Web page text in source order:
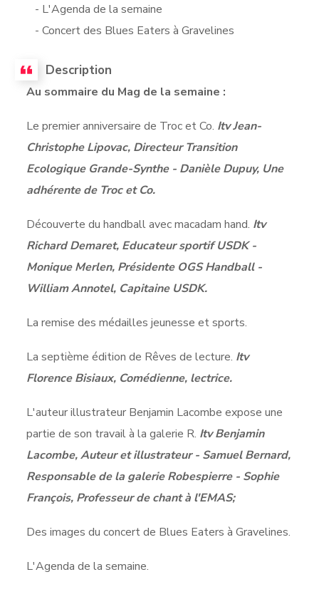
- L'Agenda de la semaine
- Concert des Blues Eaters à Gravelines
Description
Au sommaire du Mag de la semaine :
Le premier anniversaire de Troc et Co. Itv Jean-
Christophe Lipovac, Directeur Transition
Ecologique Grande-Synthe - Danièle Dupuy, Une
adhérente de Troc et Co.
Découverte du handball avec macadam hand. Itv
Richard Demaret, Educateur sportif USDK -
Monique Merlen, Présidente OGS Handball -
William Annotel, Capitaine USDK.
La remise des médailles jeunesse et sports.
La septième édition de Rêves de lecture. Itv
Florence Bisiaux, Comédienne, lectrice.
L'auteur illustrateur Benjamin Lacombe expose une
partie de son travail à la galerie R. Itv Benjamin
Lacombe, Auteur et illustrateur - Samuel Bernard,
Responsable de la galerie Robespierre - Sophie
François, Professeur de chant à l'EMAS;
Des images du concert de Blues Eaters à Gravelines.
L'Agenda de la semaine.